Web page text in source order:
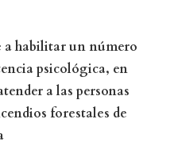
a habilitar un número
psicológica, en
a las personas
forestales de